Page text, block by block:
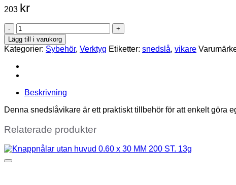
203 kr
Snedslåvikare
18mm
mängd
Lägg till i varukorg
Kategorier: Sybehör, Verktyg Etiketter: snedslå, vikare
Beskrivning
Denna snedslåvikare är ett praktiskt tillbehör för att enkelt göra
Relaterade produkter